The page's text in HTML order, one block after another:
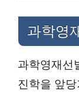
과학영
과학영재선
진학을 앞